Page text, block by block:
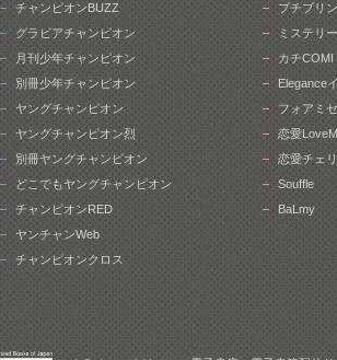
チャンピオンBUZZ
グラビアチャンピオン
月刊少年チャンピオン
別冊少年チャンピオン
ヤングチャンピオン
ヤングチャンピオン烈
別冊ヤングチャンピオン
どこでもヤングチャンピオン
チャンピオンRED
ヤンチャンWeb
チャンピオンクロス
プチプリ
ミステリ
カチCOMI
Elegance
フォアミ
恋愛
恋愛チェ
Souffle
BaLmy